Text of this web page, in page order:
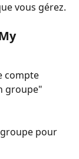
vous gérez.
compte
groupe"
pour